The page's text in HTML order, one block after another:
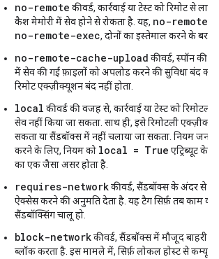
no-remote कीवर्ड, कार्रवाई या टेस्ट को रिमोट से लागू
कैश मेमोरी में सेव होने से रोकता है. यह, no-remote-
no-remote-exec, दोनों का इस्तेमाल करने के
no-remote-cache-upload कीवर्ड, स्पॉन की
में सेव की गई फ़ाइलों को अपलोड करने की सुविधा बंद कर
रिमोट एक्ज़ीक्यूशन बंद नहीं होता.
local कीवर्ड की वजह से, कार्रवाई या टेस्ट को
सेव नहीं किया जा सकता. साथ ही, इसे रिमोटली
सकता या सैंडबॉक्स में नहीं चलाया जा सकता. नियम
करने के लिए, नियम को local = True एट्रिब्यूट के
का एक जैसा असर होता है.
requires-networkकीवर्ड, सैंडबॉक्स के अंदर से
ऐक्सेस करने की अनुमति देता है. यह टैग सिर्फ़ तब काम
सैंडबॉक्सिंग चालू हो.
block-networkकीवर्ड, सैंडबॉक्स में मौजूद बाहरी
ब्लॉक करता है. इस मामले में, सिर्फ़ लोकल होस्ट से